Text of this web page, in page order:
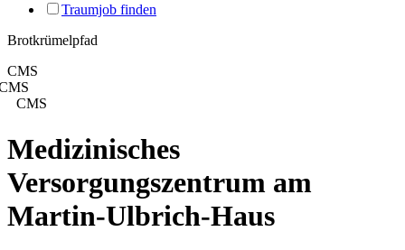
Traumjob finden
Brotkrümelpfad
CMS
CMS
Medizinisches
Versorgungszentrum am
Martin-Ulbrich-Haus